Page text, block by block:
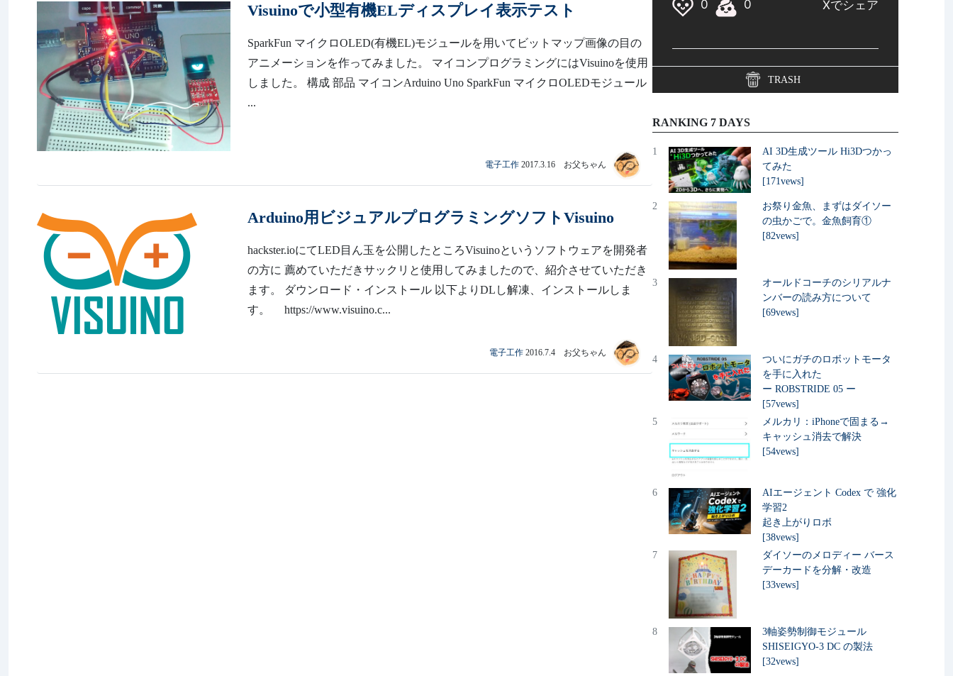
Visuinoで小型有機ELディスプレイ表示テスト
SparkFun マイクロOLED(有機EL)モジュールを用いてビットマップ画像の目の
アニメーションを作ってみました。 マイコンプログラミングにはVisuinoを使用
しました。 構成 部品 マイコンArduino Uno SparkFun マイクロOLEDモジュール
...
電子工作 2017.3.16 お父ちゃん
Arduino用ビジュアルプログラミングソフトVisuino
hackster.ioにてLED目ん玉を公開したところVisuinoというソフトウェアを開発者
の方に 薦めていただきサックリと使用してみましたので、紹介させていただき
ます。 ダウンロード・インストール 以下よりDLし解凍、インストールしま
す。 https://www.visuino.c...
電子工作 2016.7.4 お父ちゃん
TRASH
RANKING 7 DAYS
1
AI 3D生成ツール Hi3Dつかっ
てみた
[171vews]
2
お祭り金魚、まずはダイソー
の虫かごで。金魚飼育①
[82vews]
3
オールドコーチのシリアルナ
ンバーの読み方について
[69vews]
4
ついにガチのロボットモータ
を手に入れた
ー ROBSTRIDE 05 ー
[57vews]
5
メルカリ：iPhoneで固まる→
キャッシュ消去で解決
[54vews]
6
AIエージェント Codex で 強化
学習2
起き上がりロボ
[38vews]
7
ダイソーのメロディー バース
デーカードを分解・改造
[33vews]
8
3軸姿勢制御モジュール
SHISEIGYO-3 DC の製法
[32vews]